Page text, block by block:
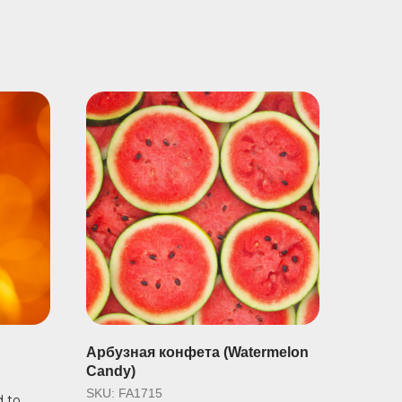
Арбузная конфета (Watermelon
Candy)
SKU: FA1715